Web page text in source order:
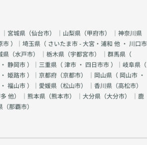
｜宮城県（仙台市） ｜山梨県（甲府市） ｜神奈川県
市）｜埼玉県（ さいたま市 - 大宮・浦和 他 ・ 川口市
県（水戸市） ｜栃木県（宇都宮市） ｜群馬県（
・ 静岡市）｜三重県（津市 ・ 四日市市）｜岐阜県（
・ 姫路市）｜京都府（京都市） ｜岡山県（ 岡山市 ・
・ 福山市）｜愛媛県（松山市） ｜香川県（高松市）
他） ｜熊本県（熊本市） ｜大分県（大分市） ｜鹿
（那覇市）